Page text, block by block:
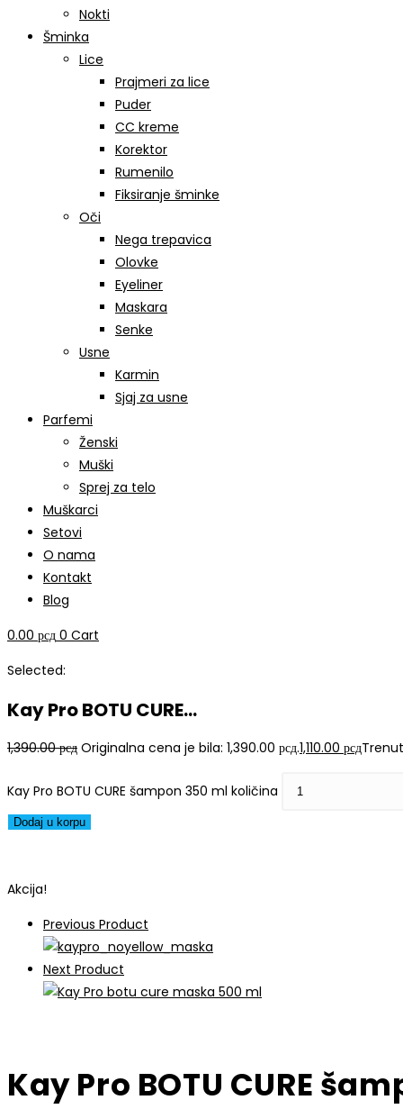
Nokti
Šminka
Lice
Prajmeri za lice
Puder
CC kreme
Korektor
Rumenilo
Fiksiranje šminke
Oči
Nega trepavica
Olovke
Eyeliner
Maskara
Senke
Usne
Karmin
Sjaj za usne
Parfemi
Ženski
Muški
Sprej za telo
Muškarci
Setovi
O nama
Kontakt
Blog
0.00 рсд 0 Cart
Selected:
Kay Pro BOTU CURE…
1,390.00рсд Originalna cena je bila: 1,390.00 рсд.1,110.00 рсд
Kay Pro BOTU CURE šampon 350 ml količina
Dodaj u korpu
Akcija!
Previous Product
Next Product
Kay Pro BOTU CURE